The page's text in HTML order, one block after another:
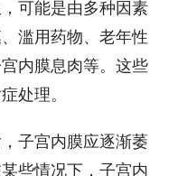
可能是由多种因素
滥用药物、老年性
内膜息肉等。这些
处理。
子宫内膜应逐渐萎
些情况下，子宫内